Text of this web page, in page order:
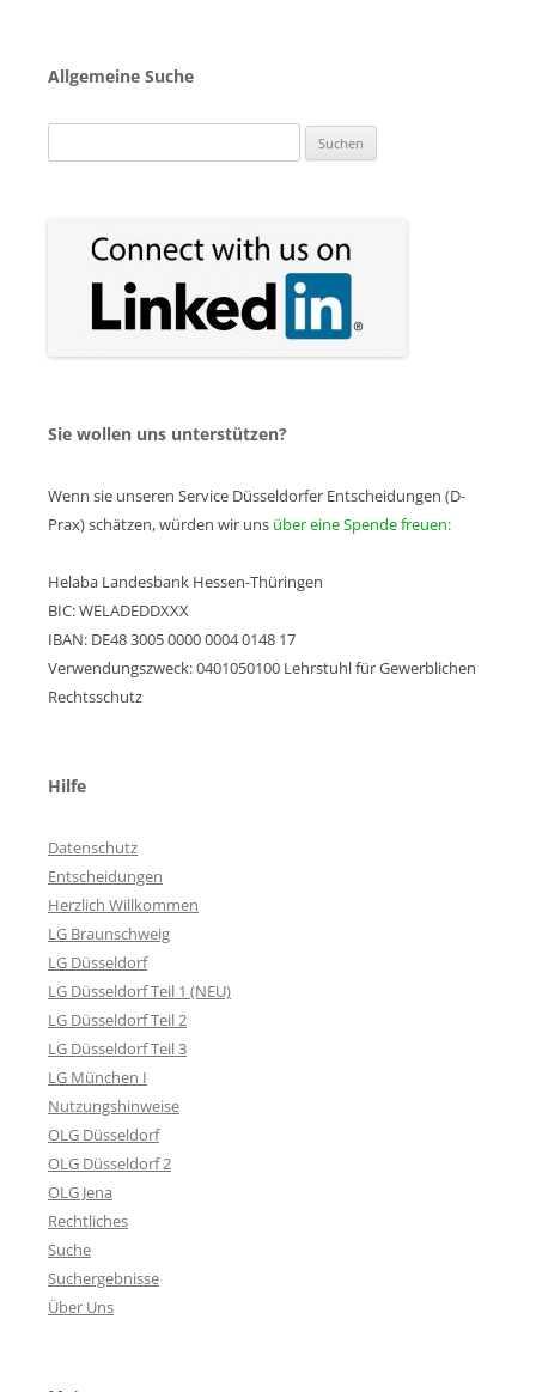
Allgemeine Suche
nach:
Sie wollen uns unterstützen?
Wenn sie unseren Service Düsseldorfer Entscheidungen (D-
Prax) schätzen, würden wir uns über eine Spende freuen:
Helaba Landesbank Hessen-Thüringen
BIC: WELADEDDXXX
IBAN: DE48 3005 0000 0004 0148 17
Verwendungszweck: 0401050100 Lehrstuhl für Gewerblichen
Rechtsschutz
Hilfe
Datenschutz
Entscheidungen
Herzlich Willkommen
LG Braunschweig
LG Düsseldorf
LG Düsseldorf Teil 1 (NEU)
LG Düsseldorf Teil 2
LG Düsseldorf Teil 3
LG München I
Nutzungshinweise
OLG Düsseldorf
OLG Düsseldorf 2
OLG Jena
Rechtliches
Suche
Suchergebnisse
Über Uns